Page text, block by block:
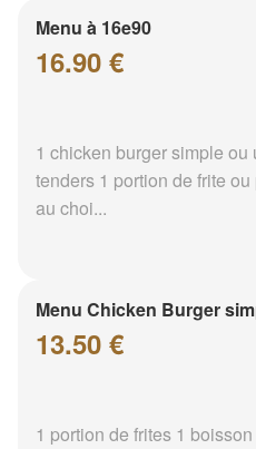
Menu à 16e90
16.90 €
1 chicken burger simple
tenders 1 portion de frite
au choi...
Menu Chicken Burger
13.50 €
1 portion de frites 1